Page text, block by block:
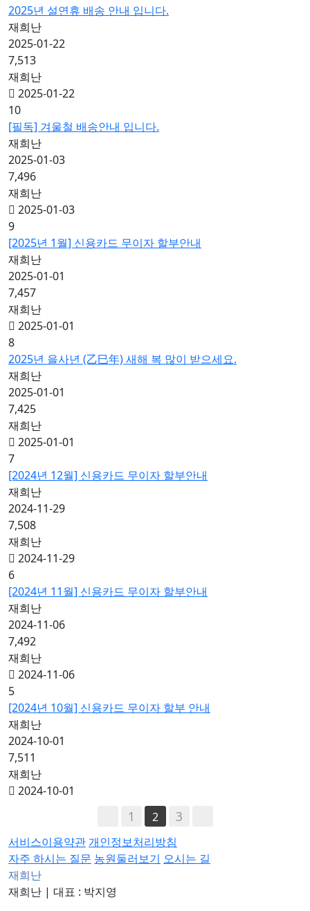
2025년 설연휴 배송 안내 입니다.
재희난
2025-01-22
7,513
재희난
2025-01-22
10
[필독] 겨울철 배송안내 입니다.
재희난
2025-01-03
7,496
재희난
2025-01-03
9
[2025년 1월] 신용카드 무이자 할부안내
재희난
2025-01-01
7,457
재희난
2025-01-01
8
2025년 을사년 (乙巳年) 새해 복 많이 받으세요.
재희난
2025-01-01
7,425
재희난
2025-01-01
7
[2024년 12월] 신용카드 무이자 할부안내
재희난
2024-11-29
7,508
재희난
2024-11-29
6
[2024년 11월] 신용카드 무이자 할부안내
재희난
2024-11-06
7,492
재희난
2024-11-06
5
[2024년 10월] 신용카드 무이자 할부 안내
재희난
2024-10-01
7,511
재희난
2024-10-01
1 2 3
서비스이용약관 개인정보처리방침
자주 하시는 질문 농원둘러보기 오시는 길
재희난
재희난 | 대표 : 박지영